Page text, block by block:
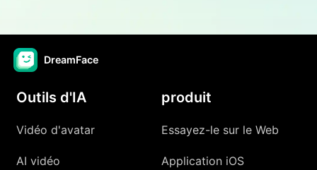
DreamFace
Outils d'IA
Vidéo d'avatar
AI vidéo
produit
Essayez-le sur le Web
Application iOS